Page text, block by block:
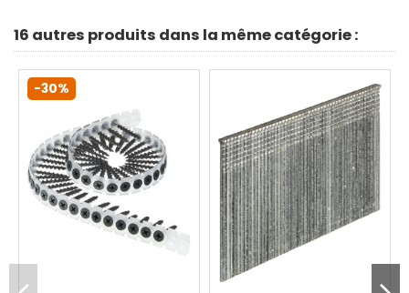
16 autres produits dans la même catégorie :
-30%